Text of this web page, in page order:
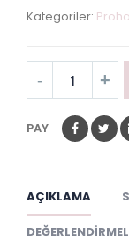
of
Kategoriler:
PAY
AÇIKLAMA